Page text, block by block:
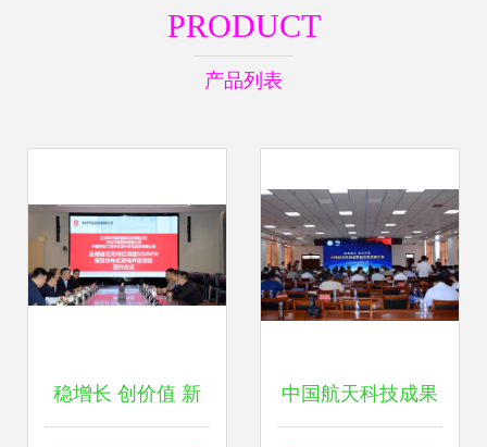
PRODUCT
产品列表
稳增长 创价值 新 中国航天科技成果